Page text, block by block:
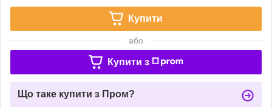
Купити
або
Купити з
Що таке купити з Пром?